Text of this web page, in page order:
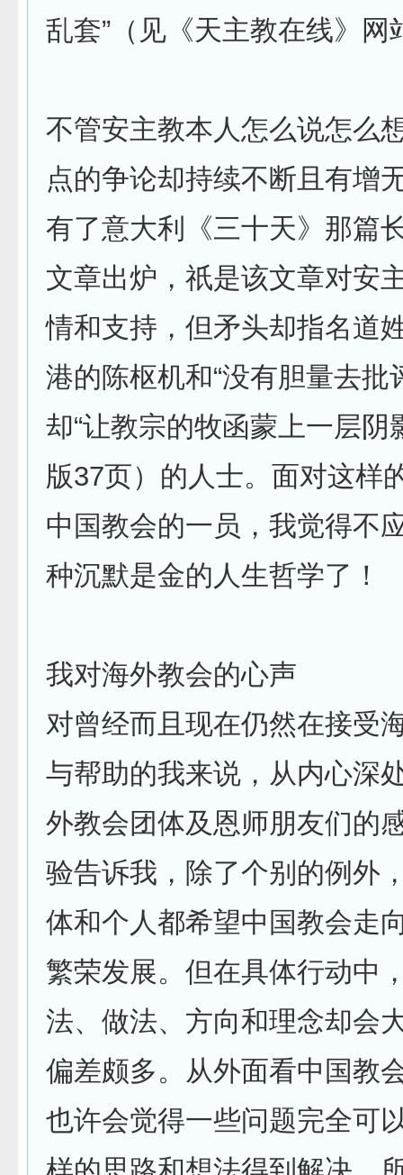
乱套”（见《天主教在线》网
不管安主教本人怎么说怎么
点的争论却持续不断且有增
有了意大利《三十天》那篇
文章出炉，祇是该文章对安
情和支持，但矛头却指名道
港的陈枢机和“没有胆量去批
却“让教宗的牧函蒙上一层阴
版37页）的人士。面对这样
中国教会的一员，我觉得不
种沉默是金的人生哲学了！
我对海外教会的心声
对曾经而且现在仍然在接受
与帮助的我来说，从内心深
外教会团体及恩师朋友们的
验告诉我，除了个别的例外
体和个人都希望中国教会走
繁荣发展。但在具体行动中
法、做法、方向和理念却会
偏差颇多。从外面看中国教
也许会觉得一些问题完全可